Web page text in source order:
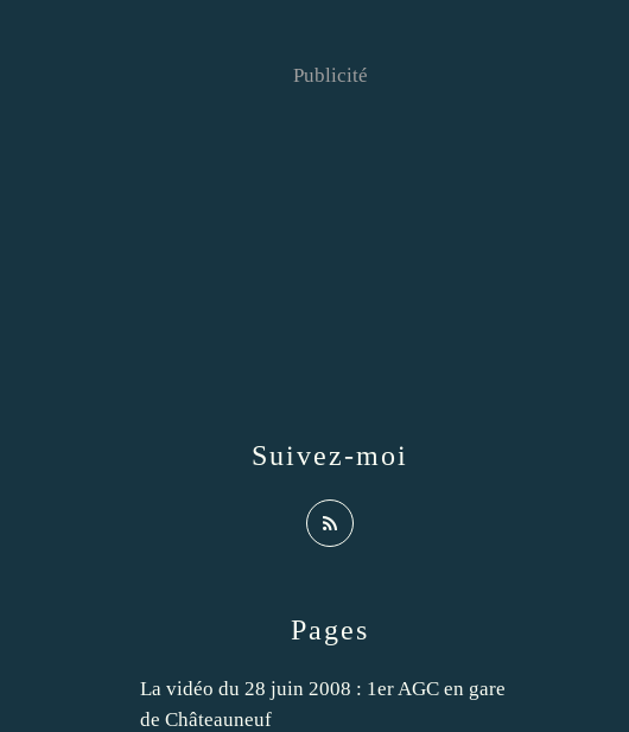
Pages
La vidéo du 28 juin 2008 : 1er AGC en gare
de Châteauneuf
Suivez-moi
Publicité